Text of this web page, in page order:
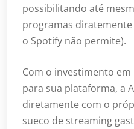
possibilitando até
programas diratemente
o Spotify não permite).
Com o investimento
para sua plataforma, a
diretamente com o
sueco de streaming